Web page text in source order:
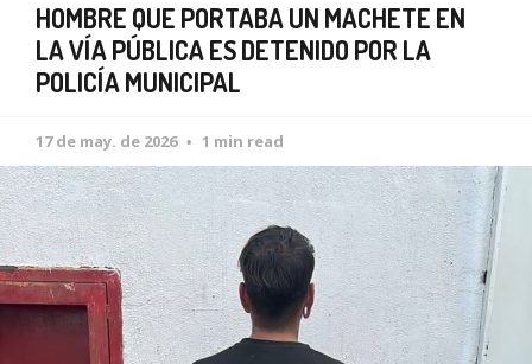
HOMBRE QUE PORTABA UN MACHETE EN
LA VÍA PÚBLICA ES DETENIDO POR LA
POLICÍA MUNICIPAL
17 de may. de 2026 1 min read